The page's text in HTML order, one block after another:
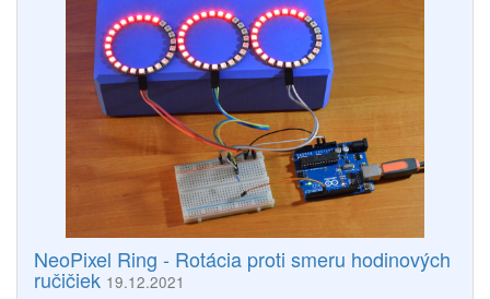
NeoPixel Ring - Rotácia proti smeru hodinových
ručičiek 19.12.2021